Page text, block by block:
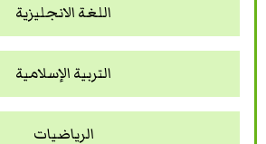
اللغة الانجليزية‏
التربية الإسلامية
الرياضيات